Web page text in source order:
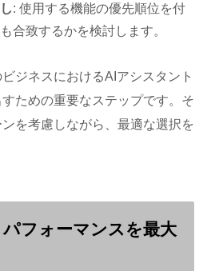
: 使用する機能の優先順位を付
合致するかを検討します。
ジネスにおけるAIアシスタント
ための重要なステップです。そ
を考慮しながら、最適な選択を
フォーマンスを最大